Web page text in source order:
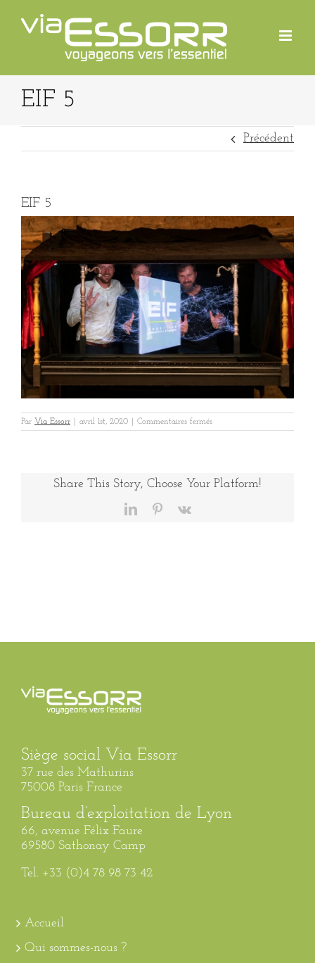
contenu
EIF 5
Précédent
EIF 5
Par Via Essorr avril 1st, 2020 Commentaires ferméssur
EIF
Share This Story, Choose Your Platform!
LinkedInPinterest
Vk
Siège social Via Essorr
37 rue des Mathurins
75008 Paris France
Bureau d’exploitation de Lyon
66, avenue Félix Faure
69580 Sathonay Camp
Tel. +33 (0)4 78 98 73 42
Accueil
Qui sommes-nous ?